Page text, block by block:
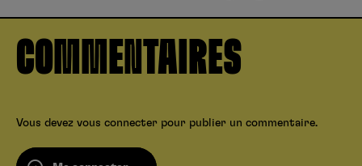
COMMENTAIRES
Vous devez vous connecter pour publier un commentaire.